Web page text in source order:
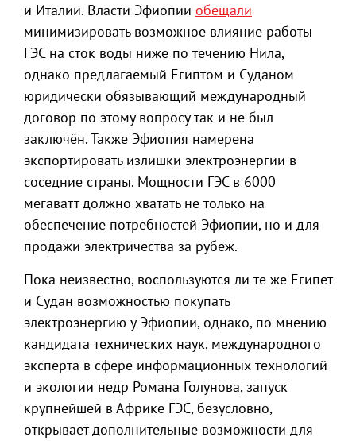
и Италии. Власти Эфиопии обещали
минимизировать возможное влияние работы
ГЭС на сток воды ниже по течению Нила,
однако предлагаемый Египтом и Суданом
юридически обязывающий международный
договор по этому вопросу так и не был
заключён. Также Эфиопия намерена
экспортировать излишки электроэнергии в
соседние страны. Мощности ГЭС в 6000
мегаватт должно хватать не только на
обеспечение потребностей Эфиопии, но и для
продажи электричества за рубеж.
Пока неизвестно, воспользуются ли те же Египет
и Судан возможностью покупать
электроэнергию у Эфиопии, однако, по мнению
кандидата технических наук, международного
эксперта в сфере информационных технологий
и экологии недр Романа Голунова, запуск
крупнейшей в Африке ГЭС, безусловно,
открывает дополнительные возможности для